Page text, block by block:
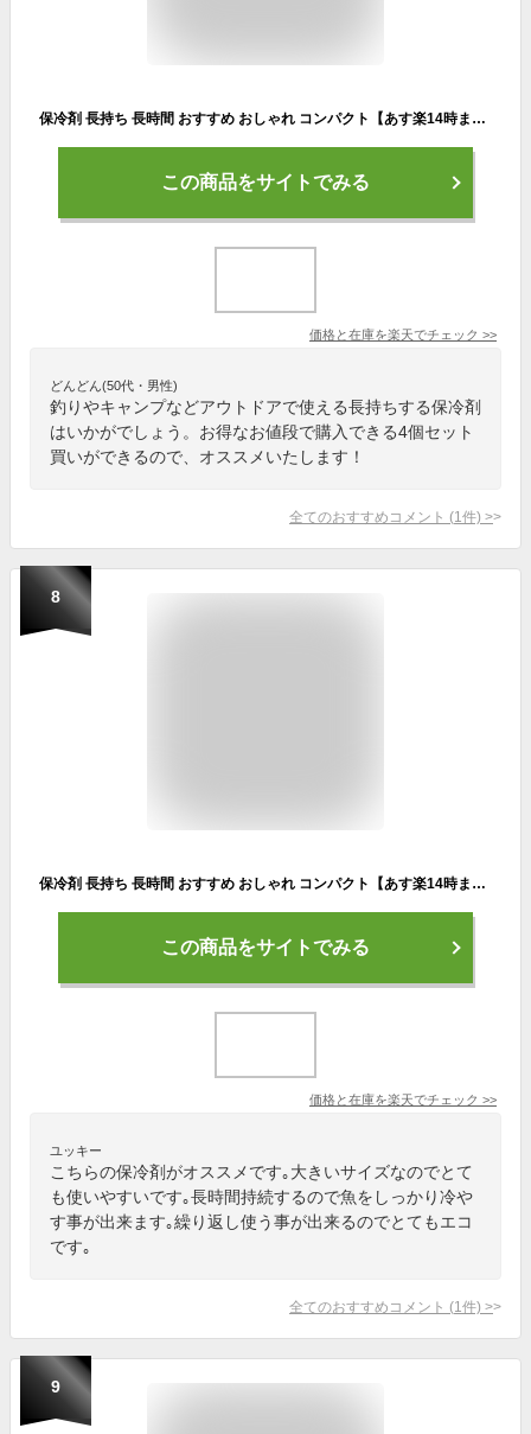
保冷剤 長持ち 長時間 おすすめ おしゃれ コンパクト【あす楽14時まで】COOLER SHOCK クーラーショック Mサイズ 4個セットクーラーボックス ジェル キャンプ アウトドア アイスパック アメリカン 漏斗◇薄い 繰り返し使える かわいい 再利用
この商品をサイトでみる
価格と在庫を楽天でチェック >>
どんどん(50代・男性)
釣りやキャンプなどアウトドアで使える長持ちする保冷剤
はいかがでしょう。お得なお値段で購入できる4個セット
買いができるので、オススメいたします！
全てのおすすめコメント (1 件) >
8
保冷剤 長持ち 長時間 おすすめ おしゃれ コンパクト【あす楽14時まで】COOLER SHOCK クーラーショック Lサイズ 単品クーラーボックス ジェル キャンプ アウトドア アイスパック アメリカン◇薄い 繰り返し使える かわいい 再利用
この商品をサイトでみる
価格と在庫を楽天でチェック >>
ユッキー
こちらの保冷剤がオススメです｡大きいサイズなのでとて
も使いやすいです｡長時間持続するので魚をしっかり冷や
す事が出来ます｡繰り返し使う事が出来るのでとてもエコ
です｡
全てのおすすめコメント (1 件) >
9